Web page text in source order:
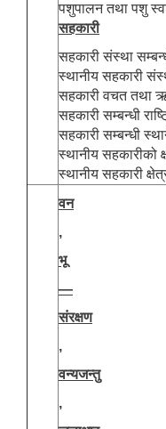
पशुपालन तथा पशु
सहकारी
सहकारी संस्था
स्थानीय सहकारी
सहकारी वचत तथा
सहकारी सम्बन्धी
सहकारी सम्बन्धी
स्थानीय सहकारीको
स्थानीय सहकारी
वन
,
भू
—
संरक्षण
,
वन्यजन्तु
,